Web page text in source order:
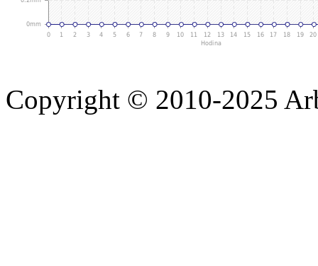
Copyright © 2010-2025